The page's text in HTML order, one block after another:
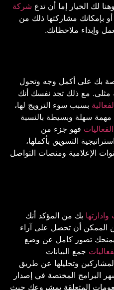
لك الخيار إما أن تدع شركة
بإمكانك مشاركتها ذلك من
وإبداء ملاحظاتك.
بك على أكمل وجه وتحول
مثلى. مع ذلك تجد نفسك أنك
بسبب سوء الترويج لها،
مهمة سهلة وبسيطة بالنسبة
فهو جزء من
التسويق بأكملها،
الإعلامية ومنصات التواصل
بك من المؤكد أنك
الممكن أن تحصل على آراء
يمنحك تصور كامل عن وضع
جمع البيانات
وتحليلها عن طريق
البرامج المختصة في إصدار
المتعلقة بمشروعك حيث